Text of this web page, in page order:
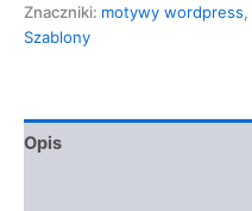
Znaczniki: motywy wordpress,
Szablony
Opis